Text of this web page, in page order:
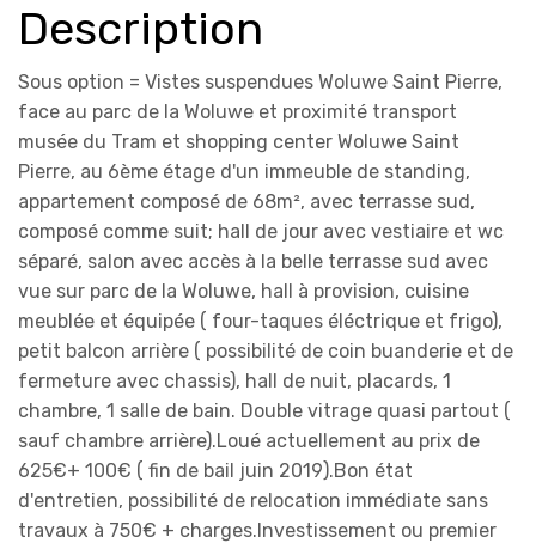
Description
Sous option = Vistes suspendues Woluwe Saint Pierre,
face au parc de la Woluwe et proximité transport
musée du Tram et shopping center Woluwe Saint
Pierre, au 6ème étage d'un immeuble de standing,
appartement composé de 68m², avec terrasse sud,
composé comme suit; hall de jour avec vestiaire et wc
séparé, salon avec accès à la belle terrasse sud avec
vue sur parc de la Woluwe, hall à provision, cuisine
meublée et équipée ( four-taques éléctrique et frigo),
petit balcon arrière ( possibilité de coin buanderie et de
fermeture avec chassis), hall de nuit, placards, 1
chambre, 1 salle de bain. Double vitrage quasi partout (
sauf chambre arrière).Loué actuellement au prix de
625€+ 100€ ( fin de bail juin 2019).Bon état
d'entretien, possibilité de relocation immédiate sans
travaux à 750€ + charges.Investissement ou premier